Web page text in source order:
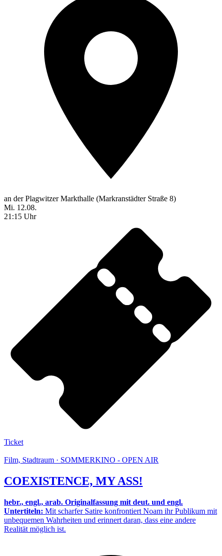
an der Plagwitzer Markthalle (Markranstädter Straße 8)
Mi. 12.08.
21:15 Uhr
Ticket
Film, Stadtraum · SOMMERKINO - OPEN AIR
COEXISTENCE, MY ASS!
hebr., engl., arab. Originalfassung mit deut. und engl.
Untertiteln: Mit scharfer Satire konfrontiert Noam ihr Publikum mit
unbequemen Wahrheiten und erinnert daran, dass eine andere
Realität möglich ist.